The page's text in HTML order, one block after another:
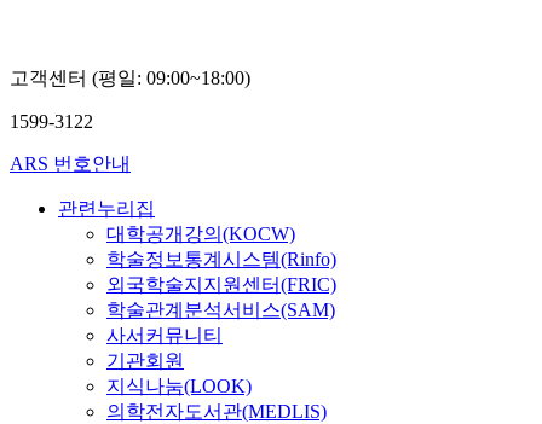
고객센터 (평일: 09:00~18:00)
1599-3122
ARS 번호안내
관련누리집
대학공개강의(KOCW)
학술정보통계시스템(Rinfo)
외국학술지지원센터(FRIC)
학술관계분석서비스(SAM)
사서커뮤니티
기관회원
지식나눔(LOOK)
의학전자도서관(MEDLIS)